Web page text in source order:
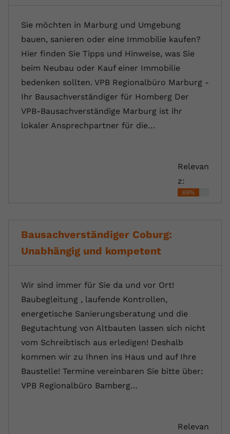
Sie möchten in Marburg und Umgebung
bauen, sanieren oder eine Immobilie kaufen?
Hier finden Sie Tipps und Hinweise, was Sie
beim Neubau oder Kauf einer Immobilie
bedenken sollten. VPB Regionalbüro Marburg -
Ihr Bausachverständiger für Homberg Der
VPB-Bausachverständige Marburg ist ihr
lokaler Ansprechpartner für die…
Relevan
z:
69%
Bausachverständiger Coburg:
Unabhängig und kompetent
Wir sind immer für Sie da und vor Ort!
Baubegleitung , laufende Kontrollen,
energetische Sanierungsberatung und die
Begutachtung von Altbauten lassen sich nicht
vom Schreibtisch aus erledigen! Deshalb
kommen wir zu Ihnen ins Haus und auf Ihre
Baustelle! Termine vereinbaren Sie bitte über:
VPB Regionalbüro Bamberg…
Relevan